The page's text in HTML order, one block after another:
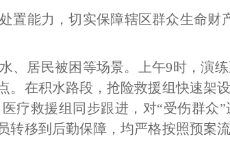
置能力，切实保障辖区群众生命财
、居民被困等场景。上午9时，演
。 在积水路段，抢险救援组快速架
医疗救援组同步跟进，对“受伤群众
转移到后勤保障，均严格按照预案